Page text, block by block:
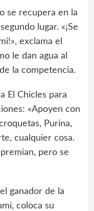
se recupera en la
lugar. «¡Se
exclama el
le dan agua al
la competencia.
El Chicles para
«Apoyen con
Purina,
cualquier cosa.
pero se
ganador de la
coloca su